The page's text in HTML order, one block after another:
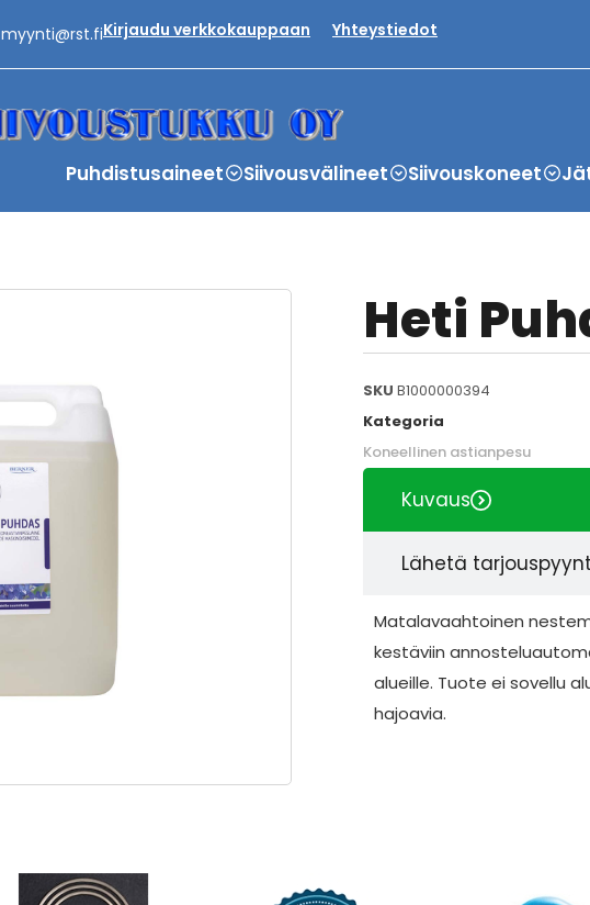
myynti@rst.fiKirjaudu verkkokauppaan Yhteystiedot
Puhdistusaineet Siivousvälineet Siivouskoneet
Heti
SKU B1000000394
Kategoria
Koneellinen astianpesu
Kuvaus
Lähetä
Matalavaahtoinen
kestäviin
alueille. Tuote ei sovellu
hajoavia.